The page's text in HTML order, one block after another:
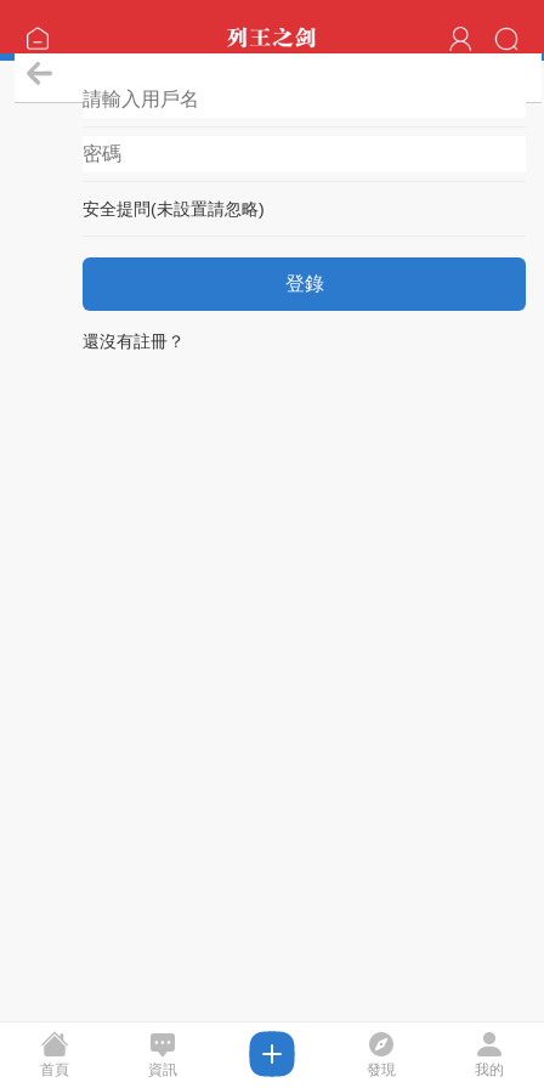
安全提問(未設置請忽略)
登錄
還沒有註冊？
首頁 資訊 發現 我的